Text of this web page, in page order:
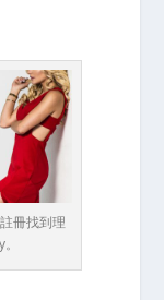
冊找到理